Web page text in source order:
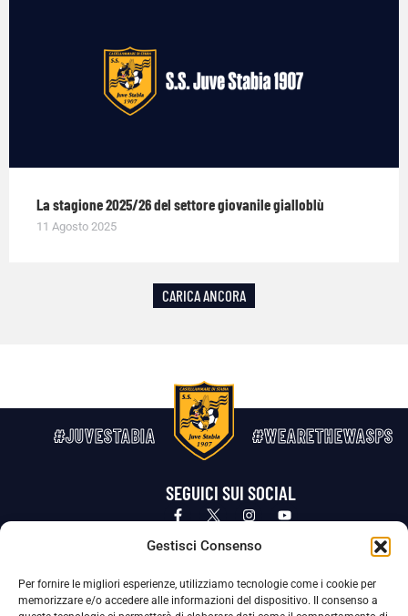
Gestisci Consenso
Per fornire le migliori esperienze, utilizziamo tecnologie come i cookie per
memorizzare e/o accedere alle informazioni del dispositivo. Il consenso a
La stagione 2025/26 del settore giovanile gialloblù
11 Agosto 2025
CARICA ANCORA
#JUVESTABIA #WEARETHEWASPS
SEGUICI SUI SOCIAL
Privacy Policy Cookie Policy
La Società ha nominato il Responsabile della Protezione dei Dati Personali (DPO), figura specializzata che vigila sulle modalità
adottate dalla nostra Società per tutelare i Suoi dati personali.